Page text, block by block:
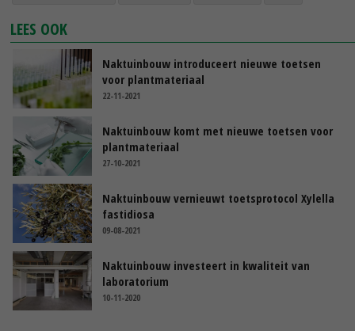
LEES OOK
Naktuinbouw introduceert nieuwe toetsen
voor plantmateriaal
22-11-2021
Naktuinbouw komt met nieuwe toetsen voor
plantmateriaal
27-10-2021
Naktuinbouw vernieuwt toetsprotocol Xylella
fastidiosa
09-08-2021
Naktuinbouw investeert in kwaliteit van
laboratorium
10-11-2020